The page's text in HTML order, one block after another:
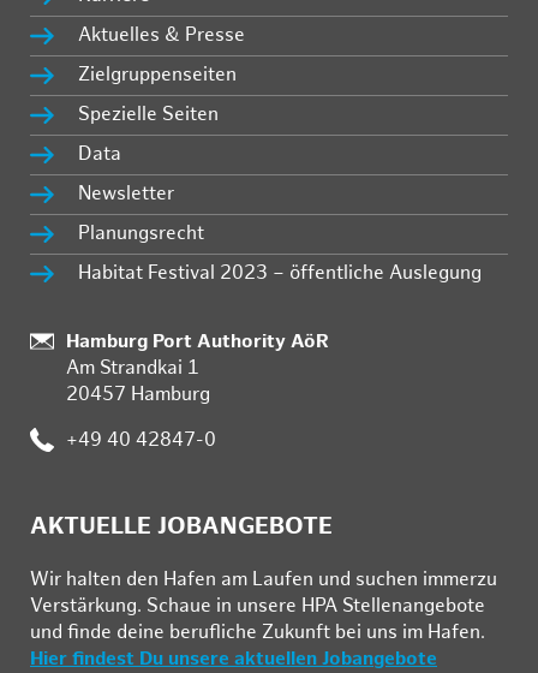
Aktuelles & Presse
Zielgruppenseiten
Spezielle Seiten
Data
Newsletter
Planungsrecht
Habitat Festival 2023 – öffentliche Auslegung
Standort:
Hamburg Port Authority AöR
Am Strandkai 1
20457 Hamburg
Telefon:
+49 40 42847-0
AKTUELLE JOBANGEBOTE
Wir hal­ten den Ha­fen am Lau­fen und su­chen im­mer­zu
Ver­stär­kung. Schau­e in un­se­re HPA Stel­len­an­ge­bo­te
und fin­de deine be­ruf­li­che Zu­kunft bei uns im Ha­fen.
Hier findest Du unsere aktuellen Jobangebote